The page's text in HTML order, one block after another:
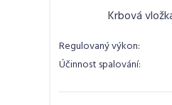
Krbová
Regulovaný výkon:
Účinnost spalování: